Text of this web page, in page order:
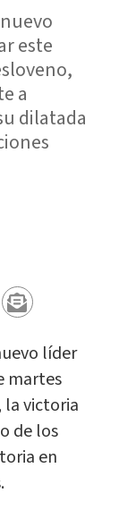
este
a
dilatada
líder
martes
la victoria
de los
en